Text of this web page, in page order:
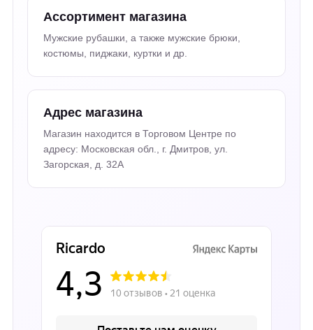
Ассортимент магазина
Мужские рубашки, а также мужские брюки,
костюмы, пиджаки, куртки и др.
Адрес магазина
Магазин находится в Торговом Центре по
адресу: Московская обл., г. Дмитров, ул.
Загорская, д. 32А